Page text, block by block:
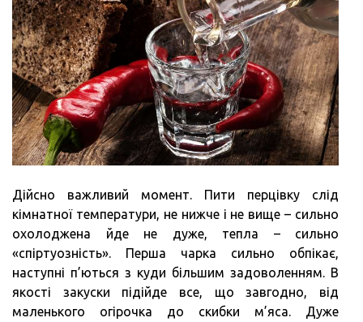
Дійсно важливий момент. Пити перцівку слід
кімнатної температури, не нижче і не вище – сильно
охолоджена йде не дуже, тепла – сильно
«спіртуозність». Перша чарка сильно обпікає,
наступні п’ються з куди більшим задоволенням. В
якості закуски підійде все, що завгодно, від
маленького огірочка до скибки м’яса. Дуже